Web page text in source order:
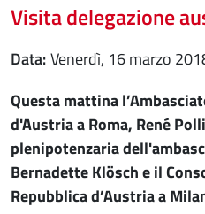
Visita delegazione
Data
venerdì, 16 marzo
Questa mattina
d'Austria a Roma, René
plenipotenzaria
Bernadette Klösch e il
Repubblica d’Austria a